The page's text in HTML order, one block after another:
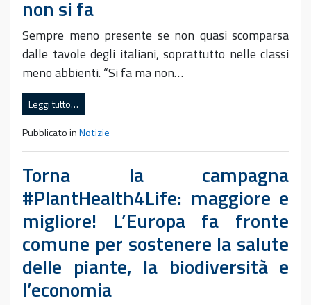
non si fa
Sempre meno presente se non quasi scomparsa
dalle tavole degli italiani, soprattutto nelle classi
meno abbienti. “Si fa ma non…
Leggi tutto…
Pubblicato inNotizie
Torna la campagna
#PlantHealth4Life: maggiore e
migliore! L’Europa fa fronte
comune per sostenere la salute
delle piante, la biodiversità e
l’economia